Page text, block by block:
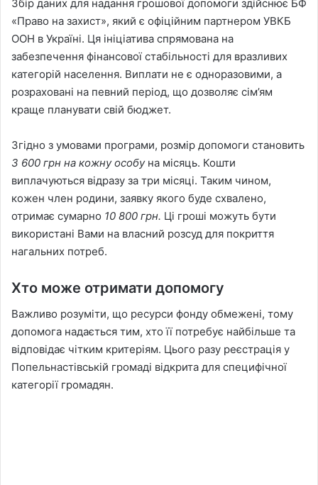
Збір даних для надання грошової допомоги здійснює БФ
«Право на захист», який є офіційним партнером УВКБ
ООН в Україні. Ця ініціатива спрямована на
забезпечення фінансової стабільності для вразливих
категорій населення. Виплати не є одноразовими, а
розраховані на певний період, що дозволяє сім’ям
краще планувати свій бюджет.
Згідно з умовами програми, розмір допомоги становить
3 600 грн на кожну особуна місяць. Кошти
виплачуються відразу за три місяці. Таким чином,
кожен член родини, заявку якого буде схвалено,
отримає сумарно 10 800 грн. Ці гроші можуть бути
використані Вами на власний розсуд для покриття
нагальних потреб.
Хто може отримати допомогу
Важливо розуміти, що ресурси фонду обмежені, тому
допомога надається тим, хто її потребує найбільше та
відповідає чітким критеріям. Цього разу реєстрація у
Попельнастівській громаді відкрита для специфічної
категорії громадян.